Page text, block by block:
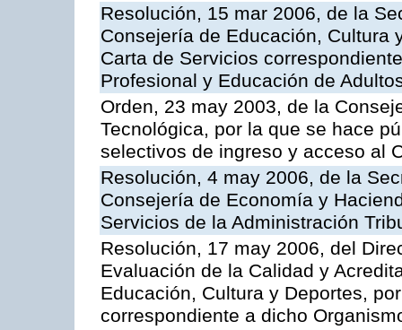
Resolución, 15 mar 2006, de la
Consejería de Educación, Cultura
Carta de Servicios
Profesional y Educación de
Orden, 23 may 2003, de la
Tecnológica, por la que se hace
selectivos de ingreso y acceso al
Resolución, 4 may 2006, de la
Consejería de Economía y
Servicios de la Administración
Resolución, 17 may 2006, del
Evaluación de la Calidad y
Educación, Cultura y Deportes,
correspondiente a dicho